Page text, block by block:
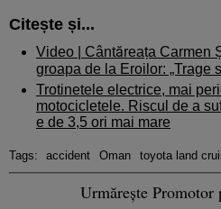
Citește și...
Video | Cântăreața Carmen
groapa de la Eroilor: „Trage
Trotinetele electrice, mai
motocicletele. Riscul de a
e de 3,5 ori mai mare
Tags: accident Oman toyota land
Urmărește Promotor